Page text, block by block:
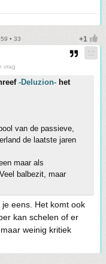
• 33
vrag
-Deluzion- het
van de passieve,
de laatste jaren
maar als
balbezit, maar
eens. Het komt ook
kan schelen of er
weinig kritiek